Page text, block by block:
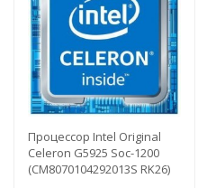
Процессор Intel Original
Celeron G5925 Soc-1200
(CM8070104292013S RK26)